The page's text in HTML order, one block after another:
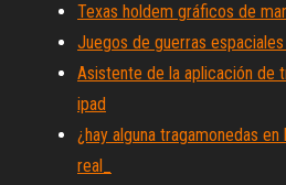
Texas holdem gráficos de
Juegos de guerras
Asistente de la aplicación de
ipad
¿hay alguna tragamonedas
real_